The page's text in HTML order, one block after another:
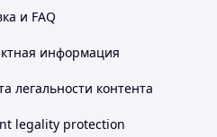
и FAQ
информация
легальности контента
legality protection